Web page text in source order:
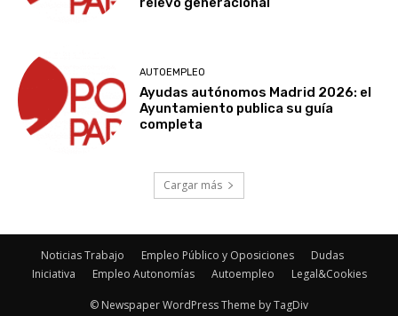
AUTOEMPLEO
Ayudas autónomos Madrid 2026: el
Ayuntamiento publica su guía
completa
Cargar más
Noticias Trabajo Empleo Público y Oposiciones
Dudas
Iniciativa
Empleo Autonomías Autoempleo Legal&Cookies
© Newspaper WordPress Theme by TagDiv